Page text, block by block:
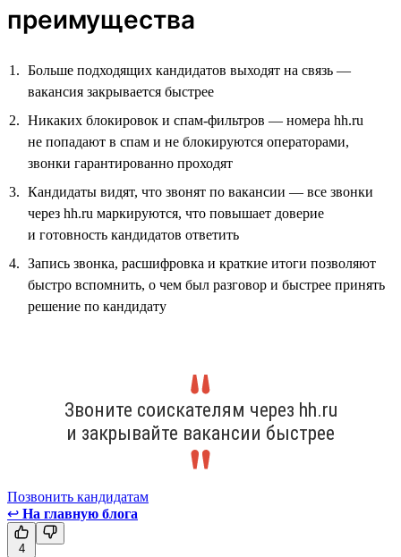
преимущества
Больше подходящих кандидатов выходят на связь —
вакансия закрывается быстрее
Никаких блокировок и спам-фильтров — номера hh.ru
не попадают в спам и не блокируются операторами,
звонки гарантированно проходят
Кандидаты видят, что звонят по вакансии — все звонки
через hh.ru маркируются, что повышает доверие
и готовность кандидатов ответить
Запись звонка, расшифровка и краткие итоги позволяют
быстро вспомнить, о чем был разговор и быстрее принять
решение по кандидату
Звоните соискателям через hh.ru
и закрывайте вакансии быстрее
Позвонить кандидатам
↩ На главную блога
4